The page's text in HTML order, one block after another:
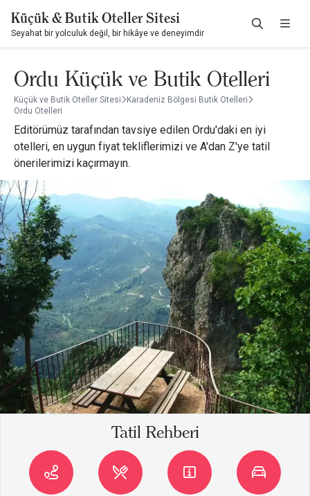
Küçük & Butik Oteller Sitesi
Seyahat bir yolculuk değil, bir hikâye ve deneyimdir
Ordu Küçük ve Butik Otelleri
Küçük ve Butik Oteller Sitesi
Karadeniz Bölgesi Butik Otelleri
Ordu Otelleri
Editörümüz tarafından tavsiye edilen Ordu'daki en iyi
otelleri, en uygun fiyat tekliflerimizi ve A'dan Z'ye tatil
önerilerimizi kaçırmayın.
Tatil Rehberi